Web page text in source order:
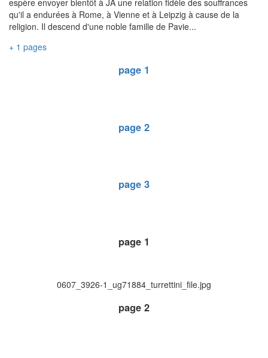
espère envoyer bientôt à JA une relation fidèle des souffrances
qu'il a endurées à Rome, à Vienne et à Leipzig à cause de la
religion. Il descend d'une noble famille de Pavie...
+ 1 pages
page 1
page 2
page 3
page 1
0607_3926-1_ug71884_turrettini_file.jpg
page 2